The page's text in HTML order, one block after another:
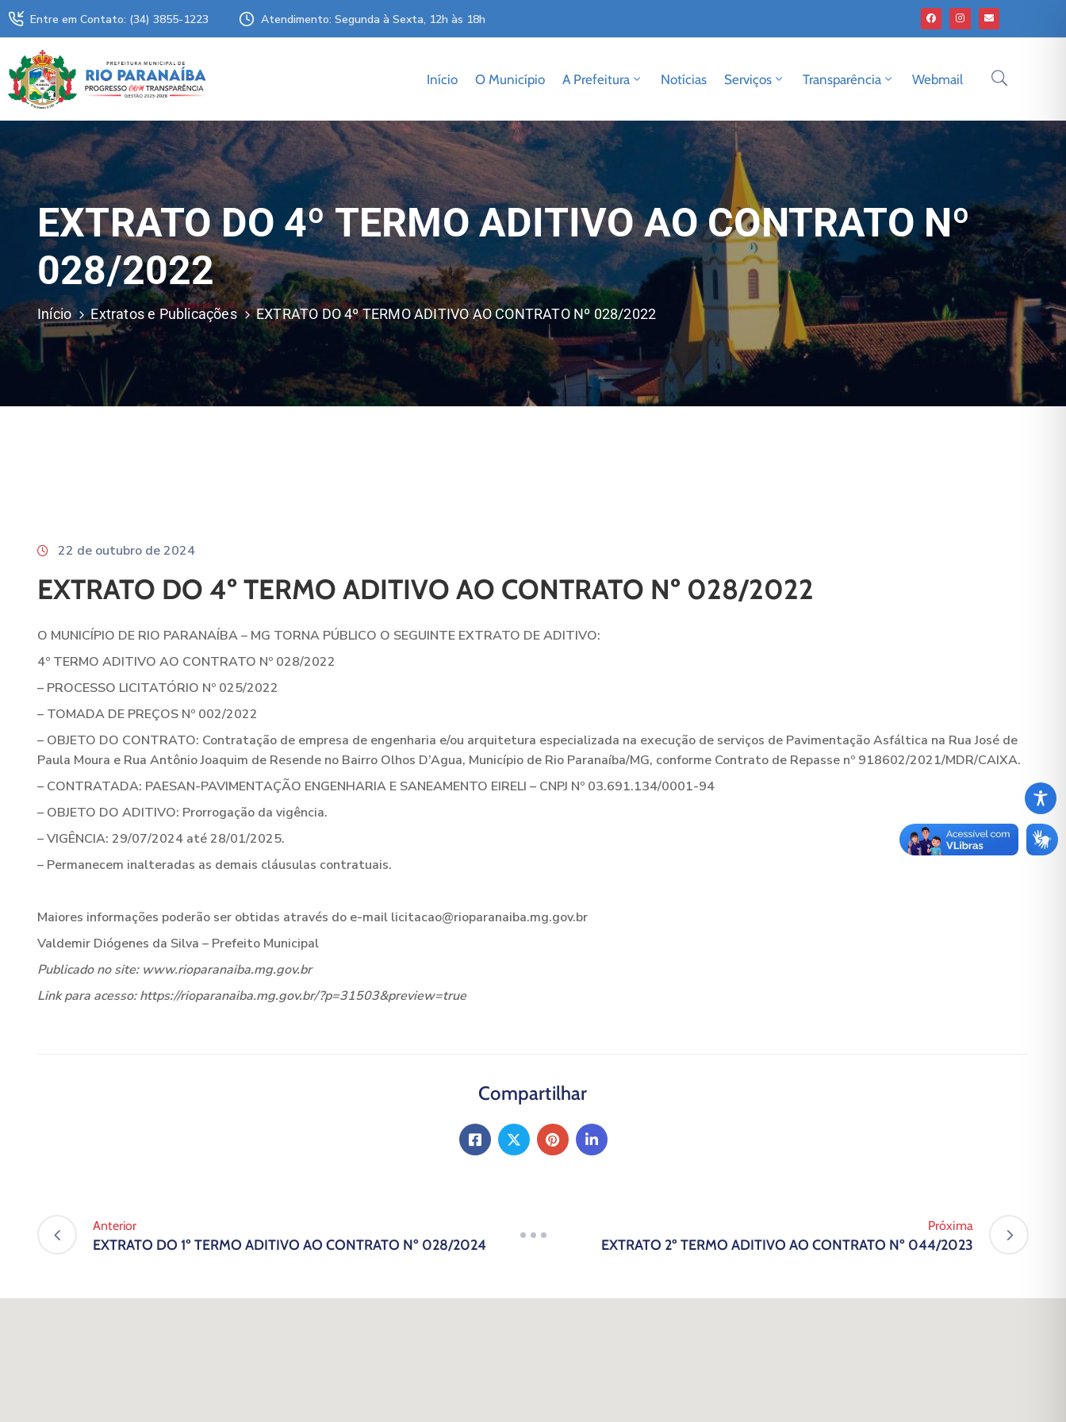
Entre em Contato: (34) 3855-1223 Atendimento: Segunda à Sexta, 12h às 18h
Início O Município A Prefeitura Notícias Serviços Transparência Webmail
EXTRATO DO 4º TERMO ADITIVO AO CONTRATO Nº
028/2022
Início Extratos e Publicações EXTRATO DO 4º TERMO ADITIVO AO CONTRATO Nº 028/2022
22 de outubro de 2024
EXTRATO DO 4º TERMO ADITIVO AO CONTRATO Nº 028/2022
O MUNICÍPIO DE RIO PARANAÍBA – MG TORNA PÚBLICO O SEGUINTE EXTRATO DE ADITIVO:
4º TERMO ADITIVO AO CONTRATO Nº 028/2022
– PROCESSO LICITATÓRIO Nº 025/2022
– TOMADA DE PREÇOS Nº 002/2022
– OBJETO DO CONTRATO: Contratação de empresa de engenharia e/ou arquitetura especializada na execução de serviços de Pavimentação Asfáltica na Rua José de
Paula Moura e Rua Antônio Joaquim de Resende no Bairro Olhos D’Agua, Município de Rio Paranaíba/MG, conforme Contrato de Repasse nº 918602/2021/MDR/CAIXA.
– CONTRATADA: PAESAN-PAVIMENTAÇÃO ENGENHARIA E SANEAMENTO EIRELI – CNPJ Nº 03.691.134/0001-94
– OBJETO DO ADITIVO: Prorrogação da vigência.
– VIGÊNCIA: 29/07/2024 até 28/01/2025.
– Permanecem inalteradas as demais cláusulas contratuais.
Maiores informações poderão ser obtidas através do e-mail licitacao@rioparanaiba.mg.gov.br
Valdemir Diógenes da Silva – Prefeito Municipal
Publicado no site: www.rioparanaiba.mg.gov.br
Link para acesso: https://rioparanaiba.mg.gov.br/?p=31503&preview=true
Compartilhar
Anterior
EXTRATO DO 1º TERMO ADITIVO AO CONTRATO Nº 028/2024
Próxima
EXTRATO 2º TERMO ADITIVO AO CONTRATO Nº 044/2023